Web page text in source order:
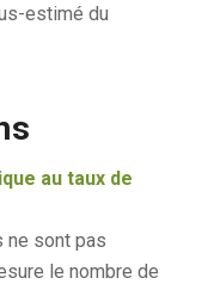
estimé du
au taux de
ne sont pas
le nombre de